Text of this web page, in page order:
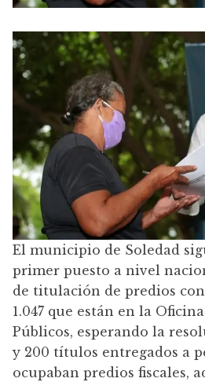
El municipio de Soledad
primer puesto a nivel
de titulación de predios con
1.047 que están en la
Públicos, esperando la
y 200 títulos entregados a
ocupaban predios fiscales,